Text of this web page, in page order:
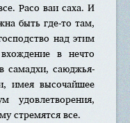
Расо ваи саха. И
быть где-то там,
над этим
в нечто
самадхи, саюджья-
имея высочайшее
удовлетворения,
стремятся все.